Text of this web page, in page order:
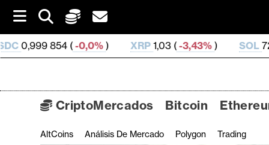
i
p
t
) XRP 1,03 (-3,43%) SOL72,81 (-2,09%)
C
CriptoMercados Bitcoin
AltCoins Análisis De Mercado Polygon Trading